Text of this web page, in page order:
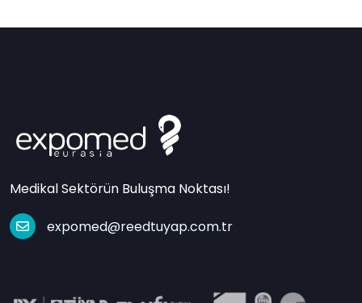
Medikal Sektörün Buluşma Noktası!
expomed@reedtuyap.com.tr